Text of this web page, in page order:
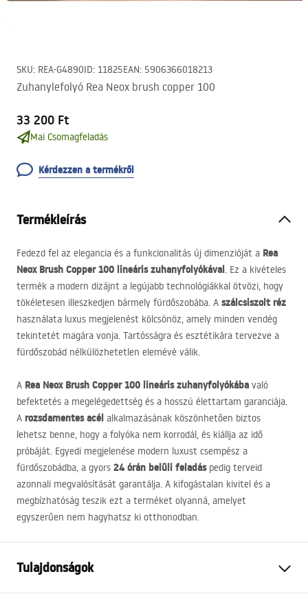
SKU: REA-G4890ID: 11825EAN: 5906366018213
Zuhanylefolyó Rea Neox brush copper 100
33 200 Ft
Mai Csomagfeladás
Kérdezzen a termékről
Termékleírás
Fedezd fel az elegancia és a funkcionalitás új dimenzióját a Rea
Neox Brush Copper 100 lineáris zuhanyfolyókával. Ez a kivételes
termék a modern dizájnt a legújabb technológiákkal ötvözi, hogy
tökéletesen illeszkedjen bármely fürdőszobába. A szálcsiszolt réz
használata luxus megjelenést kölcsönöz, amely minden vendég
tekintetét magára vonja. Tartósságra és esztétikára tervezve a
fürdőszobád nélkülözhetetlen elemévé válik.
A Rea Neox Brush Copper 100 lineáris zuhanyfolyókába való
befektetés a megelégedettség és a hosszú élettartam garanciája.
A rozsdamentes acél alkalmazásának köszönhetően biztos
lehetsz benne, hogy a folyóka nem korrodál, és kiállja az idő
próbáját. Egyedi megjelenése modern luxust csempész a
fürdőszobádba, a gyors 24 órán belüli feladáspedig terveid
azonnali megvalósítását garantálja. A kifogástalan kivitel és a
megbízhatóság teszik ezt a terméket olyanná, amelyet
egyszerűen nem hagyhatsz ki otthonodban.
Tulajdonságok